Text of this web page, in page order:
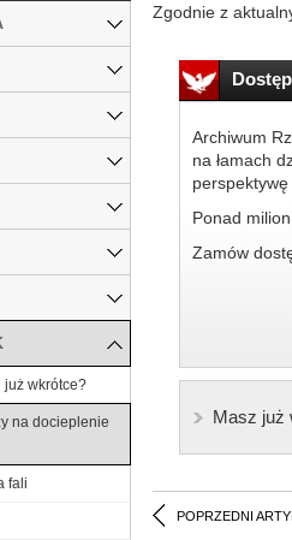
Zgodnie z
Archiwum
na łamach
Ponad
Zamów
Masz już
POPRZEDNI
już wkrótce?
na docieplenie
fali